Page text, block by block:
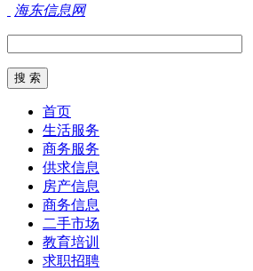
海东信息网
首页
生活服务
商务服务
供求信息
房产信息
商务信息
二手市场
教育培训
求职招聘